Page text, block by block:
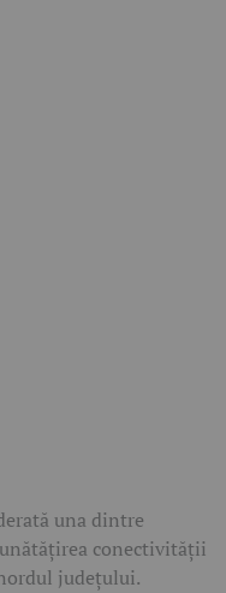
una dintre
conectivității
județului.